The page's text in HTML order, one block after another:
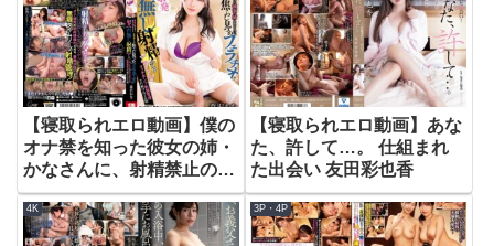
【寝取られエロ動画】僕の
オナ禁を知った彼女の姉・
かなさんに、射精禁止の焦
らし見つめフェラチオで何
度も暴発【台無し射精】か
らのごっくんでマッチポン
【寝取られエロ動画】あな
た、許して…。 仕組まれ
た出会い 友田彩也香
4K 3P・4P